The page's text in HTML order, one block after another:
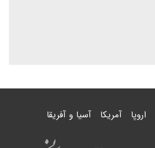
اروپا آمریکا آسیا و آفریقا